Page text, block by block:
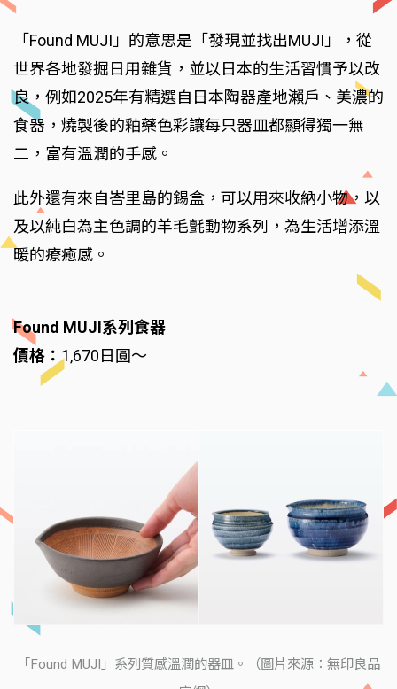
「Found MUJI」的意思是「發現並找出MUJI」，從
世界各地發掘日用雜貨，並以日本的生活習慣予以改
良，例如2025年有精選自日本陶器產地瀨戶、美濃的
食器，燒製後的釉藥色彩讓每只器皿都顯得獨一無
二，富有溫潤的手感。
此外還有來自峇里島的錫盒，可以用來收納小物，以
及以純白為主色調的羊毛氈動物系列，為生活增添溫
暖的療癒感。
Found MUJI系列食器
價格：1,670日圓～
「Found MUJI」系列質感溫潤的器皿。（圖片來源：無印良品